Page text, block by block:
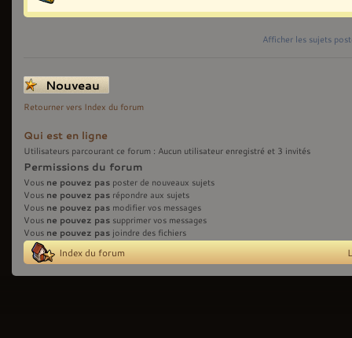
Afficher les sujets
Écrire un nouveau
sujet
Retourner vers Index du forum
Qui est en ligne
Utilisateurs parcourant ce forum : Aucun utilisateur enregistré et 3 invités
Permissions du forum
Vous ne pouvez pas poster de nouveaux sujets
Vous ne pouvez pas répondre aux sujets
Vous ne pouvez pas modifier vos messages
Vous ne pouvez pas supprimer vos messages
Vous ne pouvez pas joindre des fichiers
Index du forum